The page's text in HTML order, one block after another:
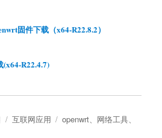
固件下载（x64-R22.8.2）
R22.4.7)
分
互联网应用
标
openwrt 网络工具